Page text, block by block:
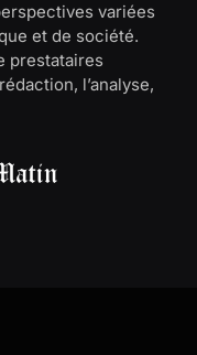
variées
et de société.
prestataires
l’analyse,